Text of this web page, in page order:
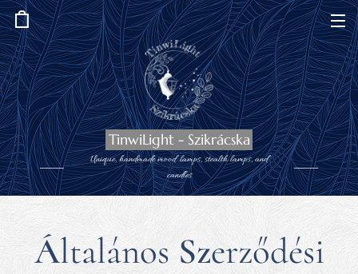
TinwiLight - Szikrácska
Unique, handmade mood lamps, stealth lamps, and
candles
Általános Szerződési